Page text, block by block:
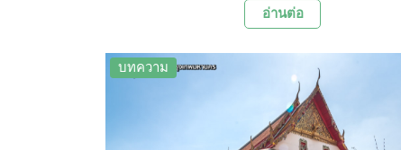
และกิจกรรมสนุกๆ ให้ได้เพลิดเพลินกันมากมาย
อ่านต่อ
บทความ